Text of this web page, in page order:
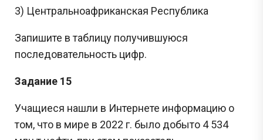
3) Центральноафриканская Республика
Запишите в таблицу получившуюся
последовательность цифр.
Задание 15
Учащиеся нашли в Интернете информацию о
том, что в мире в 2022 г. было добыто 4 534